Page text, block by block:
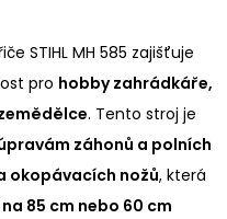
STIHL MH 585 zajišťuje
pro hobby zahrádkáře,
. Tento stroj je
záhonů a polních
okopávacích nožů, která
85 cm nebo 60 cm